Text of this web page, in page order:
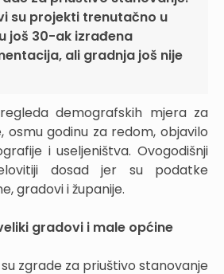
su projekti trenutačno u
još 30-ak izrađena
ali gradnja još nije
demografskih mjera za
osmu godinu za redom, objavilo
i useljeništva. Ovogodišnji
dosad jer su podatke
gradovi i županije.
gradovi i male općine
zgrade za priuštivo stanovanje